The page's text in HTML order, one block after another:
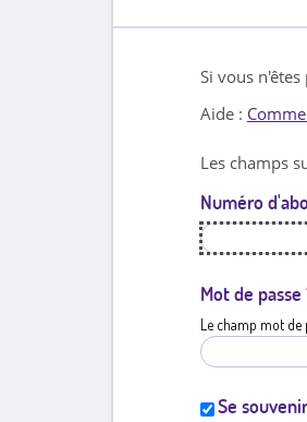
Si vous
Aide :
Les champs
Numéro
Mot de passe
Le champ mot de
Se